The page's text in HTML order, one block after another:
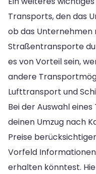
Transports, den das
ob das
Straßentransporte
es von Vorteil sein,
andere
Lufttransport und
Bei der Auswahl
deinen Umzug nach
Preise
Vorfeld
erhalten könntest.